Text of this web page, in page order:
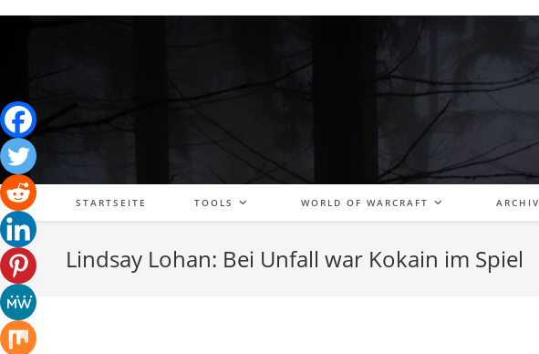
STARTSEITE TOOLS WORLD OF WARCRAFT ARCHIV
Lindsay Lohan: Bei Unfall war Kokain im Spiel